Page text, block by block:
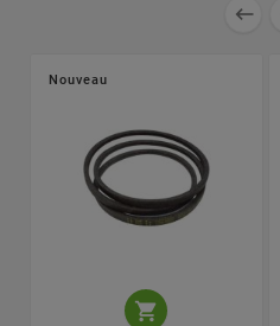

Nouveau
